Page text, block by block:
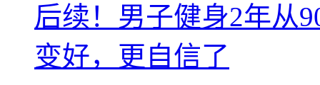
后续！男子健身2年从
变好，更自信了